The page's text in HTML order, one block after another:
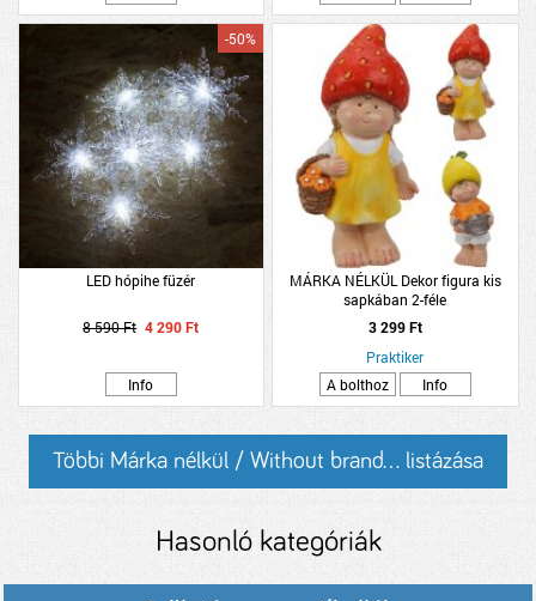
LED hópihe füzér
-50%
8 590 Ft 4 290 Ft
Info
MÁRKA NÉLKÜL Dekor figura kis
sapkában 2-féle
3 299 Ft
Praktiker
A bolthoz
Info
Többi Márka nélkül / Without brand... listázása
Hasonló kategóriák